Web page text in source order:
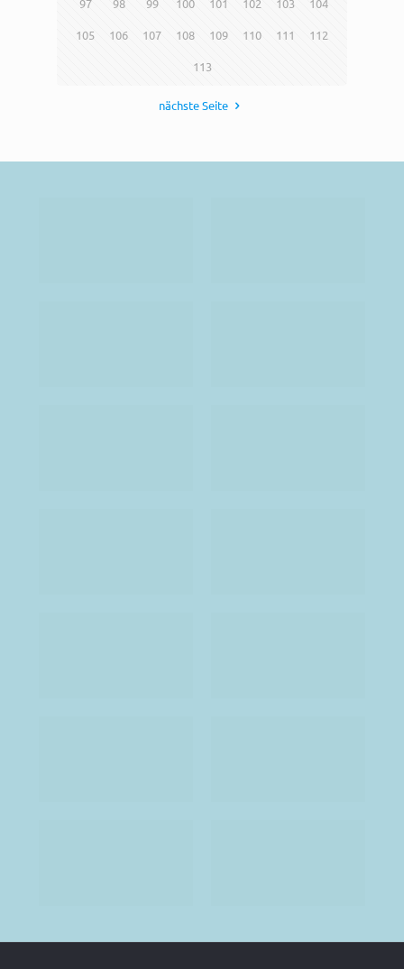
97 98 99 100 101 102 103 104
105 106 107 108 109 110 111 112
113
nächste Seite